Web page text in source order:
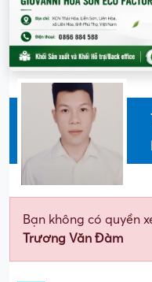
Bạn không có quyền
Trương Văn Đàm